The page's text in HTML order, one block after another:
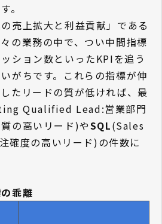
。
売上拡大と利益貢献」である
の業務の中で、つい中間指標
ション数といったKPIを追う
がちです。これらの指標が伸
たリードの質が低ければ、最
Qualified Lead:営業部門
の高いリード)やSQL(Sales
度の高いリード)の件数に
乖離